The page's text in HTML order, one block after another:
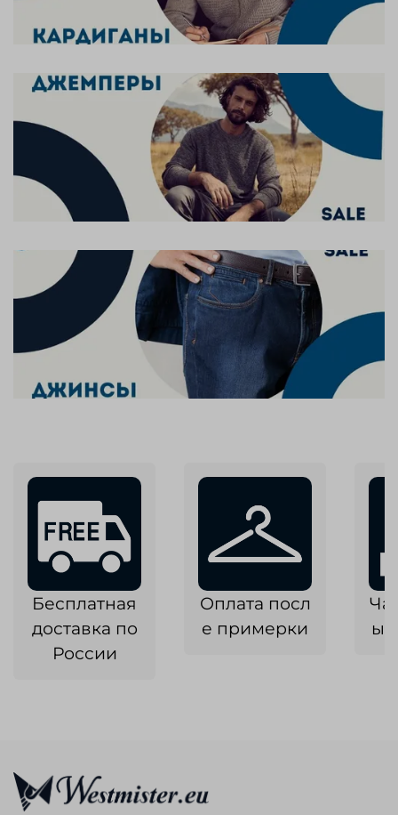
Бесплатная
доставка по
России
Оплата посл
е примерки